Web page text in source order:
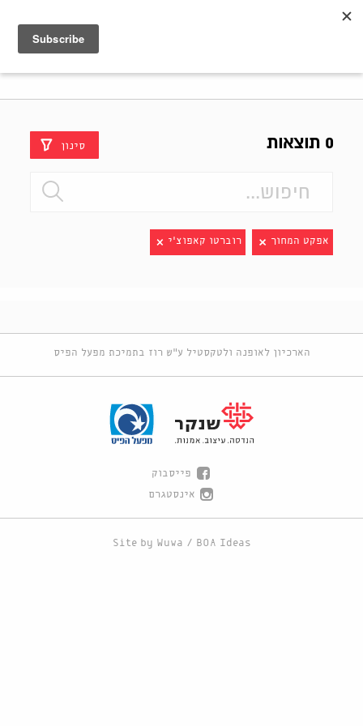
0 תוצאות סינון
אפקט המחוך רוברטו קאפוצ'י
הארכיון לאופנה ולטקסטיל ע"ש רוז בתמיכת מפעל הפיס
פייסבוק
אינסטגרם
Site by Wuwa / BOA Ideas